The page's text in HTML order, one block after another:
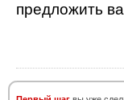
предложить